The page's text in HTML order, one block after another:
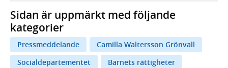
Sidan är uppmärkt med följande
kategorier
Pressmeddelande
Camilla Waltersson Grönvall
Socialdepartementet
Barnets rättigheter